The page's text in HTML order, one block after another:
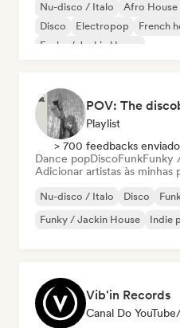
Nu-disco / Italo Afro House
Disco
Electropop French
Funky / Jackin House
Playlist
> 700 feedbacks
Dance popDiscoFunkFunky
Adicionar artistas às minhas
Nu-disco / Italo Disco
Funky / Jackin House
Indie
Vib'in Records